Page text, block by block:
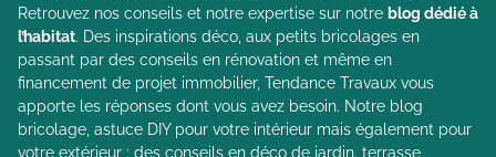
Retrouvez nos conseils et notre expertise sur notre blog dédié à
l’habitat. Des inspirations déco, aux petits bricolages en
passant par des conseils en rénovation et même en
financement de projet immobilier, Tendance Travaux vous
apporte les réponses dont vous avez besoin. Notre blog
bricolage, astuce DIY pour votre intérieur mais également pour
votre extérieur : des conseils en déco de jardin, terrasse,